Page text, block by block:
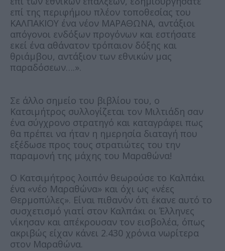
επί της περιφήμου πλέον τοποθεσίας του
ΚΑΛΠΑΚΙΟΥ ένα νέον ΜΑΡΑΘΩΝΑ, αντάξιοι
απόγονοι ενδόξων προγόνων και εστήσατε
εκεί ένα αθάνατον τρόπαιον δόξης και
θριάμβου, αντάξιον των εθνικών μας
παραδόσεων….».
Σε άλλο σημείο του βιβλίου του, ο
Κατσιμήτρος συλλογίζεται τον Μιλτιάδη σαν
ένα σύγχρονο στρατηγό και καταγράφει πως
θα πρέπει να ήταν η ημερησία διαταγή που
εξέδωσε προς τους στρατιώτες του την
παραμονή της μάχης του Μαραθώνα!
Ο Κατσιμήτρος λοιπόν θεωρούσε το Καλπάκι
ένα «νέο Μαραθώνα» και όχι ως «νέες
Θερμοπύλες». Είναι πιθανόν ότι έκανε αυτό το
συσχετισμό γιατί στον Καλπάκι οι Έλληνες
νίκησαν και απέκρουσαν τον εισβολέα, όπως
ακριβώς είχαν κάνει 2.430 χρόνια νωρίτερα
στον Μαραθώνα.